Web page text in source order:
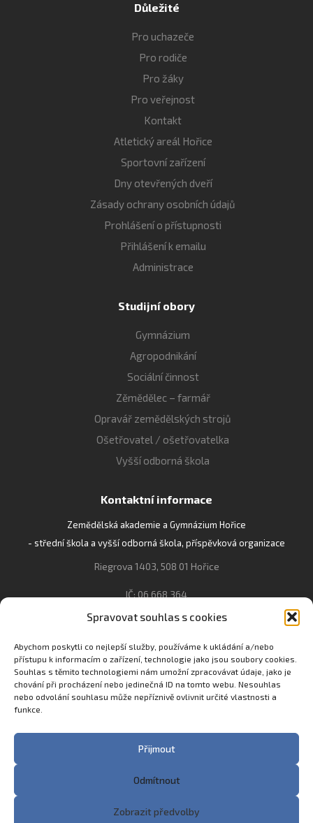
Spravovat souhlas s cookies
Abychom poskytli co nejlepší služby, používáme k ukládání a/nebo
přístupu k informacím o zařízení, technologie jako jsou soubory cookies.
Souhlas s těmito technologiemi nám umožní zpracovávat údaje, jako je
chování při procházení nebo jedinečná ID na tomto webu. Nesouhlas
nebo odvolání souhlasu může nepříznivě ovlivnit určité vlastnosti a
funkce.
Přijmout
Odmítnout
Zobrazit předvolby
Důležité
Pro uchazeče
Pro rodiče
Pro žáky
Pro veřejnost
Kontakt
Atletický areál Hořice
Sportovní zařízení
Dny otevřených dveří
Zásady ochrany osobních údajů
Prohlášení o přístupnosti
Přihlášení k emailu
Administrace
Studijní obory
Gymnázium
Agropodnikání
Sociální činnost
Zěmědělec – farmář
Opravář zemědělských strojů
Ošetřovatel / ošetřovatelka
Vyšší odborná škola
Kontaktní informace
Zemědělská akademie a Gymnázium Hořice
- střední škola a vyšší odborná škola, příspěvková organizace
Riegrova 1403, 508 01 Hořice
IČ: 06 668 364
493 623 021, 493 623 022
info@gozhorice.cz
www.zaghorice.cz
Pověřenec pro ochranu osobních údajů:
Innovation One s.r.o. IČO: 04734807 Březenecká 4808 430 04
Filip Šikola +420 775 992 451 filip.sikola@innone.cz